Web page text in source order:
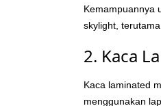
Kemampuannya
skylight,
2. Kaca
Kaca laminated
menggunakan